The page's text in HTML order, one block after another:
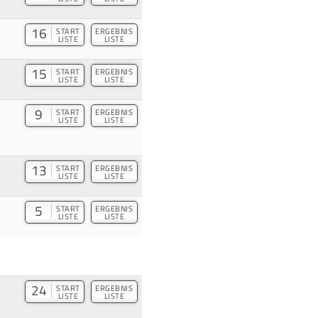
16 START
LISTE
ERGEBNIS
LISTE
15 START
LISTE
ERGEBNIS
LISTE
9 START
LISTE
ERGEBNIS
LISTE
13 START
LISTE
ERGEBNIS
LISTE
5 START
LISTE
ERGEBNIS
LISTE
24 START
LISTE
ERGEBNIS
LISTE